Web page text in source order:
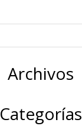
Archivos
Categorías